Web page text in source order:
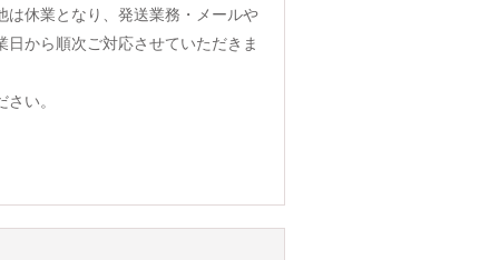
は休業となり、発送業務・メールや
から順次ご対応させていただきま
い。